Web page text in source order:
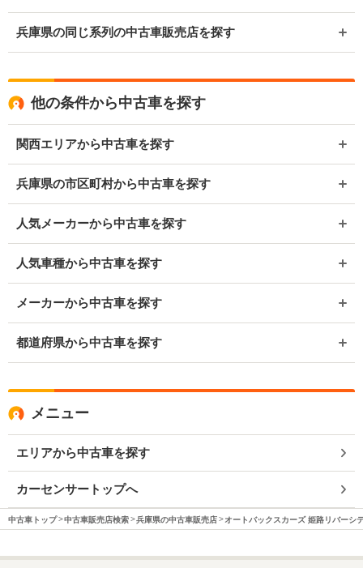
兵庫県の同じ系列の中古車販売店を探す
他の条件から中古車を探す
関西エリアから中古車を探す
兵庫県の市区町村から中古車を探す
人気メーカーから中古車を探す
人気車種から中古車を探す
メーカーから中古車を探す
都道府県から中古車を探す
メニュー
エリアから中古車を探す
カーセンサートップへ
中古車トップ 中古車販売店検索 兵庫県の中古車販売店 オートバックスカーズ 姫路リバーシ